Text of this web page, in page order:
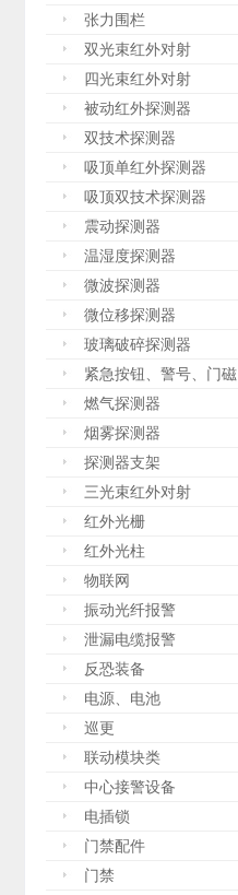
张力围栏
双光束红外对射
四光束红外对射
被动红外探测器
双技术探测器
吸顶单红外探测器
吸顶双技术探测器
震动探测器
温湿度探测器
微波探测器
微位移探测器
玻璃破碎探测器
紧急按钮、警号、门磁
燃气探测器
烟雾探测器
探测器支架
三光束红外对射
红外光栅
红外光柱
物联网
振动光纤报警
泄漏电缆报警
反恐装备
电源、电池
巡更
联动模块类
中心接警设备
电插锁
门禁配件
门禁